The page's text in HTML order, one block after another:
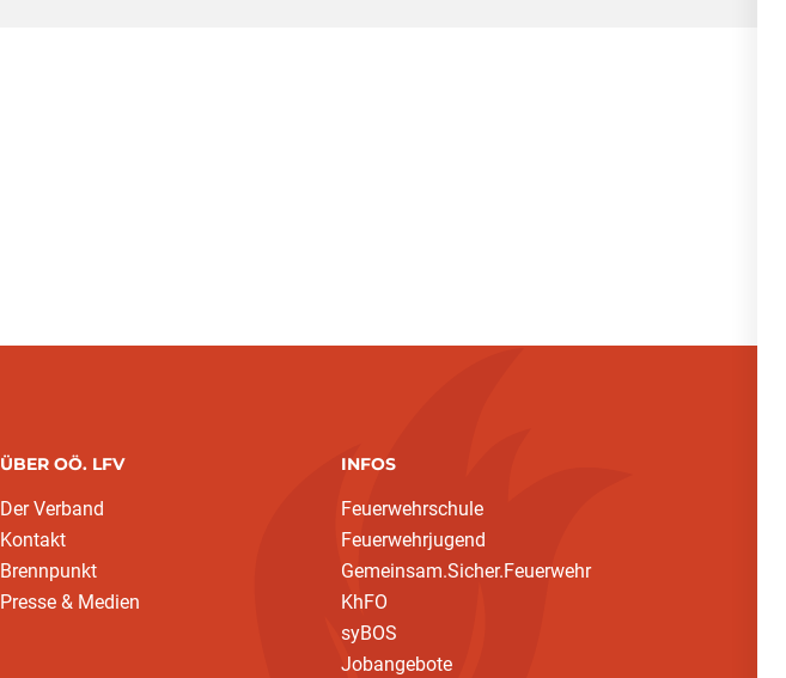
ÜBER OÖ. LFV
Der Verband
Kontakt
Brennpunkt
Presse & Medien
INFOS
Feuerwehrschule
Feuerwehrjugend
Gemeinsam.Sicher.Feuerwehr
KhFO
syBOS
Jobangebote